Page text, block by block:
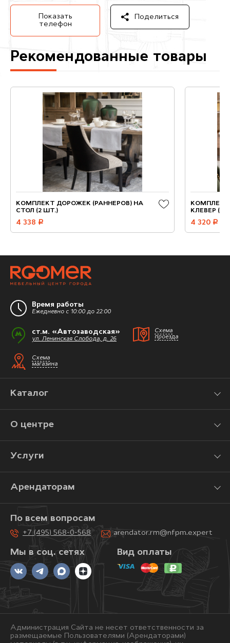
Показать
телефон
Поделиться
Рекомендованные товары
КОМПЛЕКТ ДОРОЖЕК (РАННЕРОВ) НА
СТОЛ (2 ШТ.)
4 338 руб.
КЛЕВЕР (2
4 320 руб.
Время работы
Ежедневно с 10:00 до 22:00
ст.м. «Автозаводская»
ул. Ленинская Слобода, д. 26
Схема
проезда
Схема
магазина
Каталог
О центре
Услуги
Арендаторам
Мы в соц. сетях
По всем вопросам
+7 (495) 568-0-568 arendator.rm@nfpm.expert
Вид оплаты
Администрация Сайта не несет ответственности за
размещаемые Пользователями (Арендаторами)